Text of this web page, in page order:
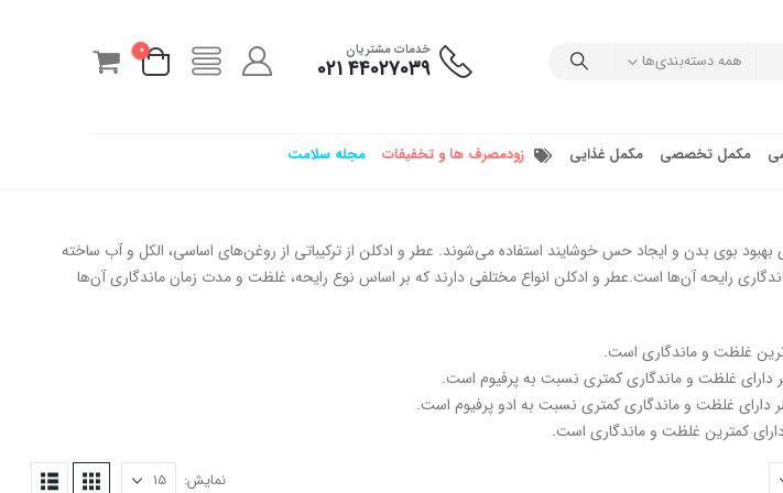
همه دسته‌بندی‌ها خدمات مشتریان
44027039 021
0
مکمل تخصصی مکمل غذایی زودمصرف ها و تخفیفات مجله سلامت
بوی بدن و ایجاد حس خوشایند استفاده می‌شوند. عطر و ادکلن از ترکیباتی از روغن‌های اساسی، الکل و آب ساخته
رایحه آن‌ها است.عطر و ادکلن انواع مختلفی دارند که بر اساس نوع رایحه، غلظت و مدت زمان ماندگاری آن‌ها
نمایش: